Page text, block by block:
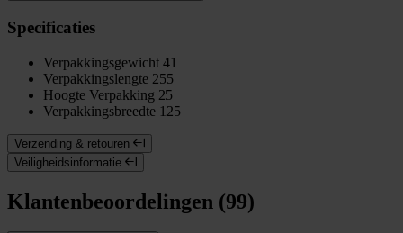
Specificaties
Verpakkingsgewicht 41
Verpakkingslengte 255
Hoogte Verpakking 25
Verpakkingsbreedte 125
Verzending & retouren
Veiligheidsinformatie
Klantenbeoordelingen (99)